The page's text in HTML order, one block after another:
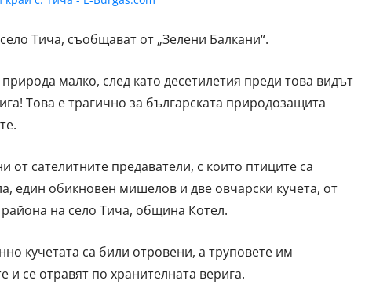
Тича, съобщават от „Зелени Балкани“.
малко, след като десетилетия преди това видът
Това е трагично за българската природозащита
сателитните предаватели, с които птиците са
един обикновен мишелов и две овчарски кучета, от
на село Тича, община Котел.
кучетата са били отровени, а труповете им
се отравят по хранителната верига.